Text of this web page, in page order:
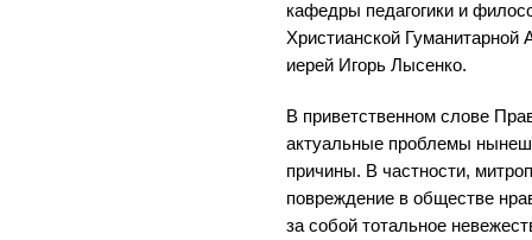
кафедры педагогики и
Христианской Гуманитарной
иерей Игорь Лысенко.
В приветственном слове
актуальные проблемы
причины. В частности,
повреждение в обществе
за собой тотальное